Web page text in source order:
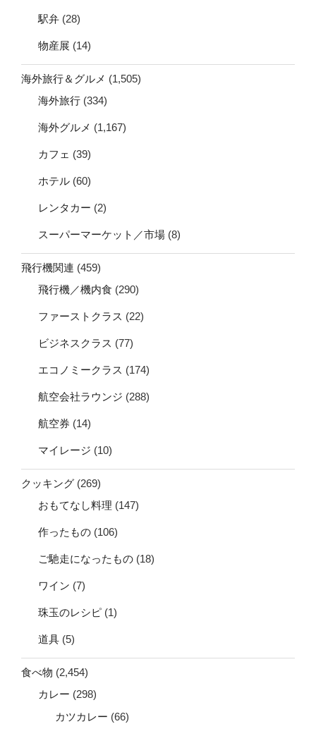
駅弁 (28)
物産展 (14)
海外旅行＆グルメ (1,505)
海外旅行 (334)
海外グルメ (1,167)
カフェ (39)
ホテル (60)
レンタカー (2)
スーパーマーケット／市場 (8)
飛行機関連 (459)
飛行機／機内食 (290)
ファーストクラス (22)
ビジネスクラス (77)
エコノミークラス (174)
航空会社ラウンジ (288)
航空券 (14)
マイレージ (10)
クッキング (269)
おもてなし料理 (147)
作ったもの (106)
ご馳走になったもの (18)
ワイン (7)
珠玉のレシピ (1)
道具 (5)
食べ物 (2,454)
カレー (298)
カツカレー (66)